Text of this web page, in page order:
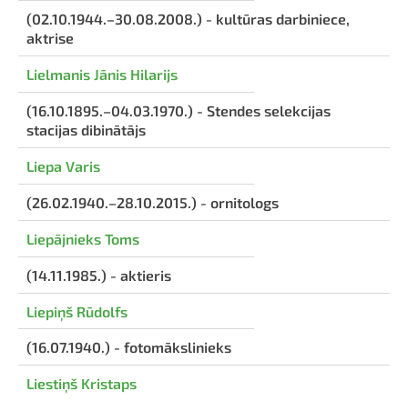
(02.10.1944.–30.08.2008.) - kultūras darbiniece,
aktrise
Lielmanis Jānis Hilarijs
(16.10.1895.–04.03.1970.) - Stendes selekcijas
stacijas dibinātājs
Liepa Varis
(26.02.1940.–28.10.2015.) - ornitologs
Liepājnieks Toms
(14.11.1985.) - aktieris
Liepiņš Rūdolfs
(16.07.1940.) - fotomākslinieks
Liestiņš Kristaps